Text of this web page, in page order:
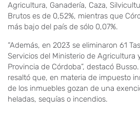
Agricultura, Ganadería, Caza,
Brutos es de 0,52%, mientras que
más bajo del país de sólo 0,07%.
“Además, en 2023 se eliminaron 61
Servicios del Ministerio de Agricultura
Provincia de Córdoba”, destacó
resaltó que, en materia de impuesto
de los inmuebles gozan de una
heladas, sequías o incendios.